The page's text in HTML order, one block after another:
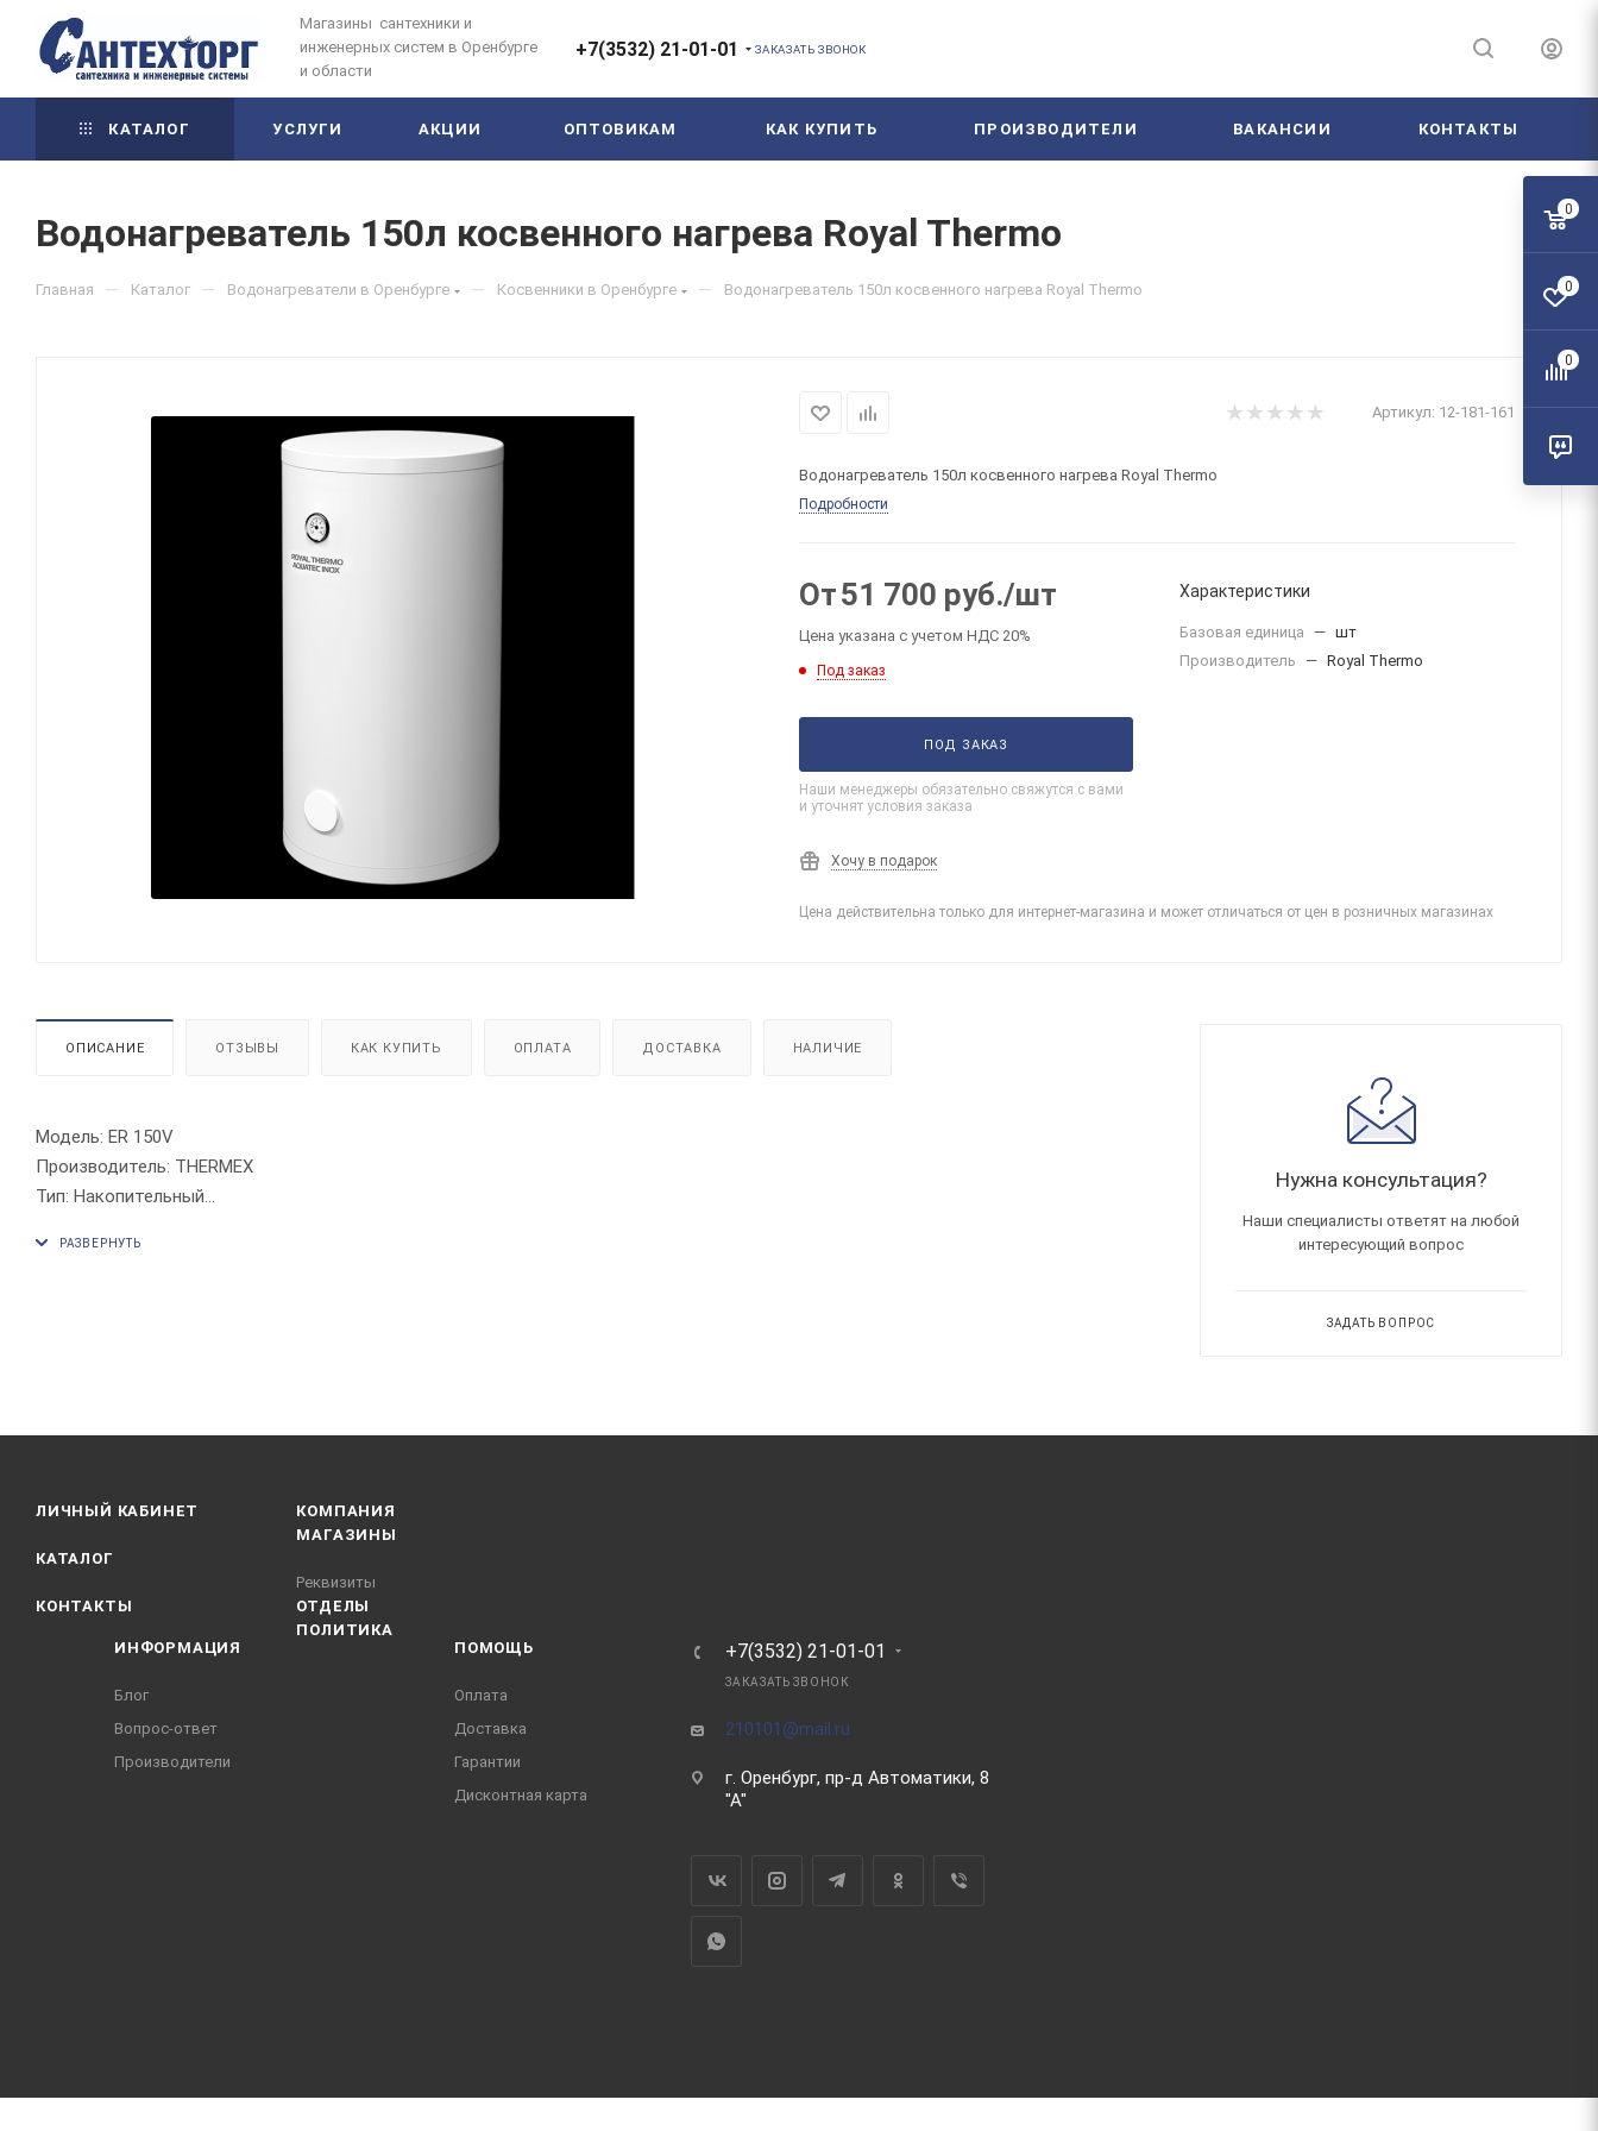
Магазины сантехники и
инженерных систем в Оренбурге
и области
+7(3532) 21-01-01 ЗАКАЗАТЬ ЗВОНОК
КАТАЛОГ УСЛУГИ АКЦИИ ОПТОВИКАМ КАК КУПИТЬ ПРОИЗВОДИТЕЛИ ВАКАНСИИ КОНТАКТЫ
Водонагреватель 150л косвенного нагрева Royal Thermo
Главная — Каталог — Водонагреватели в Оренбурге — Косвенники в Оренбурге — Водонагреватель 150л косвенного нагрева Royal Thermo
Артикул: 12-181-161
Водонагреватель 150л косвенного нагрева Royal Thermo
Подробности
От51 700 руб./шт
Цена указана с учетом НДС 20%
Под заказ
ПОД ЗАКАЗ
Наши менеджеры обязательно свяжутся с вами
и уточнят условия заказа
Хочу в подарок
Характеристики
Базовая единица — шт
Производитель
— Royal Thermo
Цена действительна только для интернет-магазина и может отличаться от цен в розничных магазинах
ОПИСАНИЕ ОТЗЫВЫ КАК КУПИТЬ ОПЛАТА ДОСТАВКА НАЛИЧИЕ
Модель: ER 150V
Производитель: THERMEX
Тип: Накопительный
Нужна консультация?
Наши специалисты ответят на любой
интересующий вопрос
ЗАДАТЬ ВОПРОС
ЛИЧНЫЙ КАБИНЕТ
КАТАЛОГ
КОНТАКТЫ
КОМПАНИЯ
МАГАЗИНЫ
Реквизиты
ОТДЕЛЫ
ПОЛИТИКА
ИНФОРМАЦИЯ
Блог
Вопрос-ответ
Производители
ПОМОЩЬ
Оплата
Доставка
Гарантии
Дисконтная карта
+7(3532) 21-01-01
ЗАКАЗАТЬ ЗВОНОК
210101@mail.ru
г. Оренбург, пр-д Автоматики, 8
"А"
0
0
0